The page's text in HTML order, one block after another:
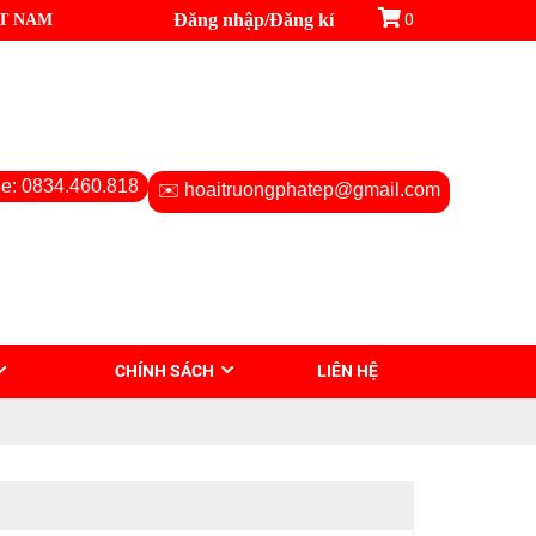
NAM Đăng nhập/Đăng kí 0
0834.460.818 ✉️ hoaitruongphatep@gmail.com
CHÍNH SÁCH LIÊN HỆ